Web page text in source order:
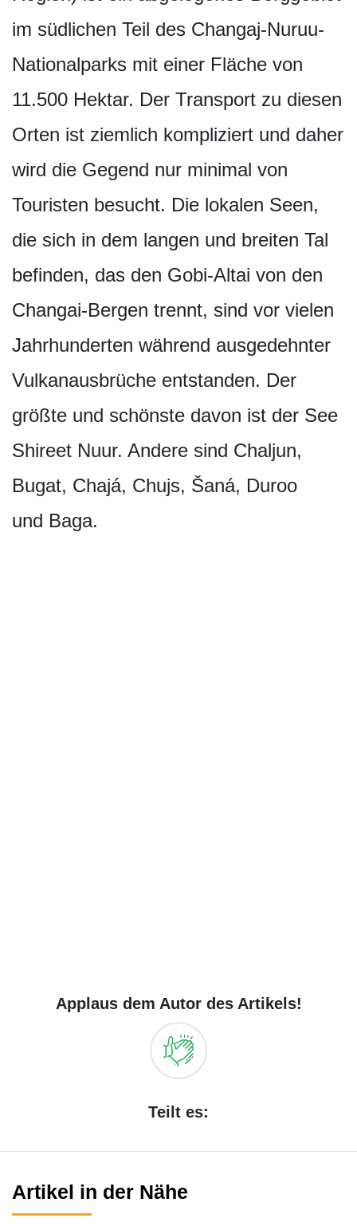
im südlichen Teil des Changaj-Nuruu-
Nationalparks mit einer Fläche von
11.500 Hektar. Der Transport zu diesen
Orten ist ziemlich kompliziert und daher
wird die Gegend nur minimal von
Touristen besucht. Die lokalen Seen,
die sich in dem langen und breiten Tal
befinden, das den Gobi-Altai von den
Changai-Bergen trennt, sind vor vielen
Jahrhunderten während ausgedehnter
Vulkanausbrüche entstanden. Der
größte und schönste davon ist der See
Shireet Nuur. Andere sind Chaljun,
Bugat, Chajá, Chujs, Šaná, Duroo
und Baga.
Applaus dem Autor des Artikels!
Teilt es:
Artikel in der Nähe